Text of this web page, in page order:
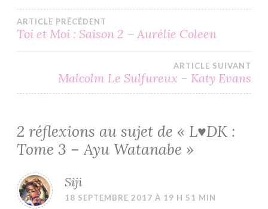
Navigation
l’article
ARTICLE PRÉCÉDENT
Toi et Moi : Saison 2 – Aurélie Coleen
ARTICLE SUIVANT
Malcolm Le Sulfureux – Katy Evans
2 réflexions au sujet de « L♥DK :
Tome 3 – Ayu Watanabe »
Siji
18 SEPTEMBRE 2017 À 19 H 51 MIN